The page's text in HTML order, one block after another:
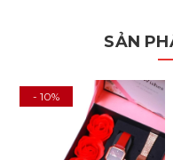
SẢN
- 10%